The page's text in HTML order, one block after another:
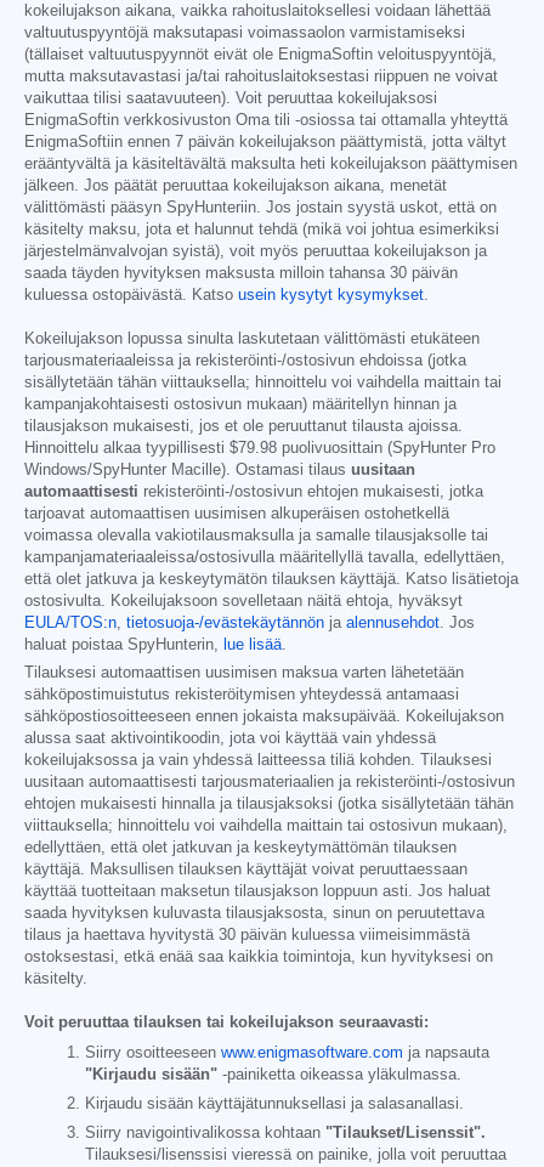
kokeilujakson aikana, vaikka rahoituslaitoksellesi voidaan lähettää
valtuutuspyyntöjä maksutapasi voimassaolon varmistamiseksi
(tällaiset valtuutuspyynnöt eivät ole EnigmaSoftin veloituspyyntöjä,
mutta maksutavastasi ja/tai rahoituslaitoksestasi riippuen ne voivat
vaikuttaa tilisi saatavuuteen). Voit peruuttaa kokeilujaksosi
EnigmaSoftin verkkosivuston Oma tili -osiossa tai ottamalla yhteyttä
EnigmaSoftiin ennen 7 päivän kokeilujakson päättymistä, jotta vältyt
erääntyvältä ja käsiteltävältä maksulta heti kokeilujakson päättymisen
jälkeen. Jos päätät peruuttaa kokeilujakson aikana, menetät
välittömästi pääsyn SpyHunteriin. Jos jostain syystä uskot, että on
käsitelty maksu, jota et halunnut tehdä (mikä voi johtua esimerkiksi
järjestelmänvalvojan syistä), voit myös peruuttaa kokeilujakson ja
saada täyden hyvityksen maksusta milloin tahansa 30 päivän
kuluessa ostopäivästä. Katso usein kysytyt kysymykset.
Kokeilujakson lopussa sinulta laskutetaan välittömästi etukäteen
tarjousmateriaaleissa ja rekisteröinti-/ostosivun ehdoissa (jotka
sisällytetään tähän viittauksella; hinnoittelu voi vaihdella maittain tai
kampanjakohtaisesti ostosivun mukaan) määritellyn hinnan ja
tilausjakson mukaisesti, jos et ole peruuttanut tilausta ajoissa.
Hinnoittelu alkaa tyypillisesti $79.98 puolivuosittain (SpyHunter Pro
Windows/SpyHunter Macille). Ostamasi tilaus uusitaan
automaattisesti rekisteröinti-/ostosivun ehtojen mukaisesti, jotka
tarjoavat automaattisen uusimisen alkuperäisen ostohetkellä
voimassa olevalla vakiotilausmaksulla ja samalle tilausjaksolle tai
kampanjamateriaaleissa/ostosivulla määritellyllä tavalla, edellyttäen,
että olet jatkuva ja keskeytymätön tilauksen käyttäjä. Katso lisätietoja
ostosivulta. Kokeilujaksoon sovelletaan näitä ehtoja, hyväksyt
EULA/TOS:n, tietosuoja-/evästekäytännön ja alennusehdot. Jos
haluat poistaa SpyHunterin, lue lisää.
Tilauksesi automaattisen uusimisen maksua varten lähetetään
sähköpostimuistutus rekisteröitymisen yhteydessä antamaasi
sähköpostiosoitteeseen ennen jokaista maksupäivää. Kokeilujakson
alussa saat aktivointikoodin, jota voi käyttää vain yhdessä
kokeilujaksossa ja vain yhdessä laitteessa tiliä kohden. Tilauksesi
uusitaan automaattisesti tarjousmateriaalien ja rekisteröinti-/ostosivun
ehtojen mukaisesti hinnalla ja tilausjaksoksi (jotka sisällytetään tähän
viittauksella; hinnoittelu voi vaihdella maittain tai ostosivun mukaan),
edellyttäen, että olet jatkuvan ja keskeytymättömän tilauksen
käyttäjä. Maksullisen tilauksen käyttäjät voivat peruuttaessaan
käyttää tuotteitaan maksetun tilausjakson loppuun asti. Jos haluat
saada hyvityksen kuluvasta tilausjaksosta, sinun on peruutettava
tilaus ja haettava hyvitystä 30 päivän kuluessa viimeisimmästä
ostoksestasi, etkä enää saa kaikkia toimintoja, kun hyvityksesi on
käsitelty.
Voit peruuttaa tilauksen tai kokeilujakson seuraavasti:
Siirry osoitteeseen www.enigmasoftware.com ja napsauta
"Kirjaudu sisään" -painiketta oikeassa yläkulmassa.
Kirjaudu sisään käyttäjätunnuksellasi ja salasanallasi.
Siirry navigointivalikossa kohtaan "Tilaukset/Lisenssit".
Tilauksesi/lisenssisi vieressä on painike, jolla voit peruuttaa